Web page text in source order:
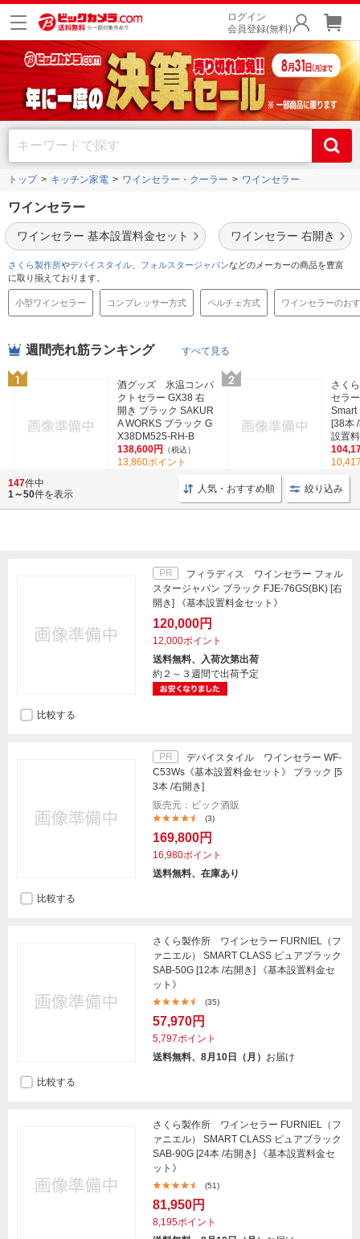
ログイン
会員登録(無料)
トップ キッチン家電 ワインセラー・クーラー ワインセラー
ワインセラー
ワインセラー 基本設置料金セット ワインセラー 右開き
さくら製作所やデバイスタイル フォルスタージャパンなどのメーカーの商品を豊富
に取り揃えております。
小型ワインセラー コンプレッサー方式 ペルチェ方式 ワインセラーのお
週間売れ筋ランキング すべて見る
酒グッズ 氷温コンパ
クトセラー GX38 右
開き ブラック SAKUR
A WORKS ブラック G
X38DM525-RH-B
138,600円
（税込）
13,860ポイント
さく
セラ
Smart
[38本
設置
147件中
1～50件を表示 人気・おすすめ順 絞り込み
PR
フィラディス ワインセラー フォル
スタージャパン ブラック FJE-76GS(BK) [右
開き] 《基本設置料金セット》
120,000円
12,000ポイント
送料無料、入荷次第出荷
約２～３週間で出荷予定
比較する
PR
デバイスタイル ワインセラー WF-
C53Ws《基本設置料金セット》 ブラック [5
3本 /右開き]
販売元：ビック酒販
(3)
169,800円
16,980ポイント
送料無料、在庫あり
比較する
さくら製作所 ワインセラー FURNIEL（フ
ァニエル） SMART CLASS ピュアブラック
SAB-50G [12本 /右開き] 《基本設置料金セ
ット》
(35)
57,970円
5,797ポイント
送料無料、8月10日（月） お届け
比較する
さくら製作所 ワインセラー FURNIEL（フ
ァニエル） SMART CLASS ピュアブラック
SAB-90G [24本 /右開き] 《基本設置料金セ
ット》
(51)
81,950円
8,195ポイント